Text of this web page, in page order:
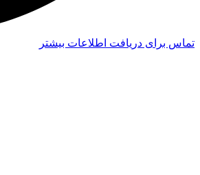
تماس برای دریافت اطلاعات بیشتر